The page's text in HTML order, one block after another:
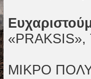
«PRAKSIS»,
ΜΙΚΡΟ